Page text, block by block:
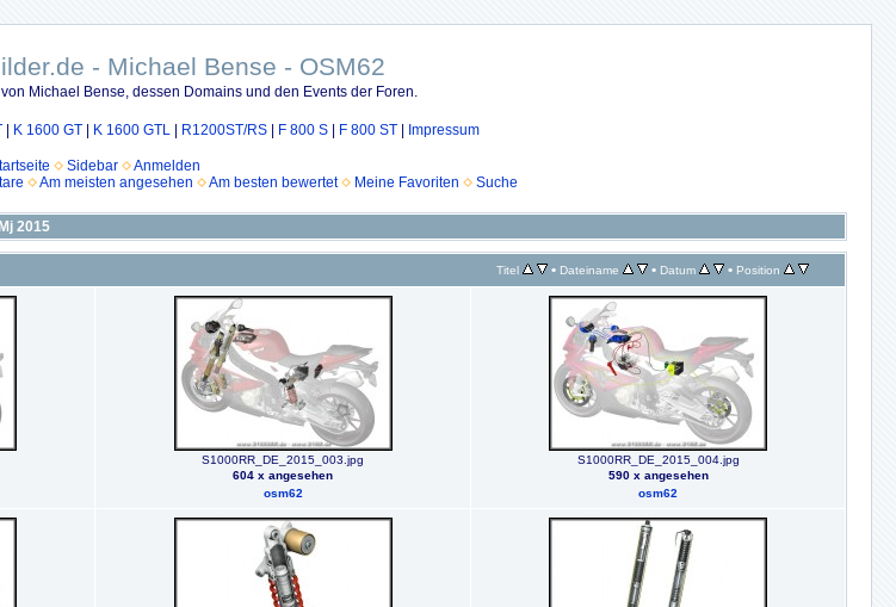
- Michael Bense - OSM62
Michael Bense, dessen Domains und den Events der Foren.
K 1600 GT K 1600 GTL R1200ST/RS F 800 S F 800 ST Impressum
Sidebar
Anmelden
Am meisten angesehen Am besten bewertet Meine Favoriten Suche
2015
Titel • Dateiname • Datum • Position
S1000RR_DE_2015_003.jpg
604 x angesehen
osm62
S1000RR_DE_2015_004.jpg
590 x angesehen
osm62